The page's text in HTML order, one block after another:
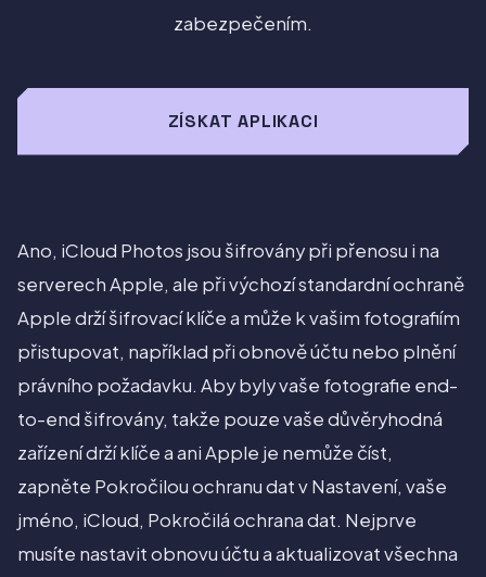
zabezpečením.
ZÍSKAT APLIKACI
Ano, iCloud Photos jsou šifrovány při přenosu i na
serverech Apple, ale při výchozí standardní ochraně
Apple drží šifrovací klíče a může k vašim fotografiím
přistupovat, například při obnově účtu nebo plnění
právního požadavku. Aby byly vaše fotografie end-
to-end šifrovány, takže pouze vaše důvěryhodná
zařízení drží klíče a ani Apple je nemůže číst,
zapněte Pokročilou ochranu dat v Nastavení, vaše
jméno, iCloud, Pokročilá ochrana dat. Nejprve
musíte nastavit obnovu účtu a aktualizovat všechna